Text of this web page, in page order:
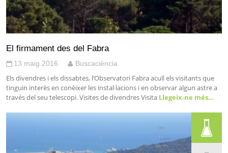
El firmament des del Fabra
13 maig 2016 Buscaciència
Els divendres i els dissabtes, l’Observatori Fabra acull els visitants que
tinguin interès en conèixer les instal·lacions i en observar algun astre a
través del seu telescopi. Visites de divendres Visita Llegeix-ne més…